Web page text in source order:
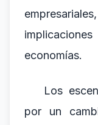
economías.
Los
por un